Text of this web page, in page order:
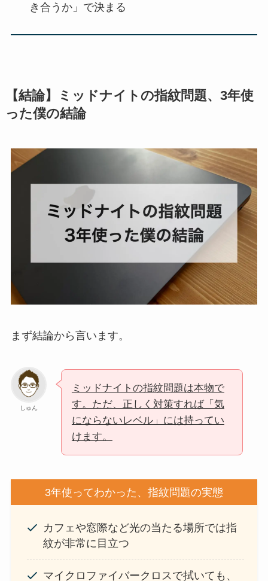
き合うか」で決まる
【結論】ミッドナイトの指紋問題、3年使
った僕の結論
まず結論から言います。
しゅん
ミッドナイトの指紋問題は本物で
す。ただ、正しく対策すれば「気
にならないレベル」には持ってい
けます。
3年使ってわかった、指紋問題の実態
カフェや窓際など光の当たる場所では指
紋が非常に目立つ
マイクロファイバークロスで拭いても、